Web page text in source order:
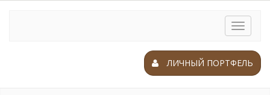
Toggle
ЛИЧНЫЙ ПОРТФЕЛЬ